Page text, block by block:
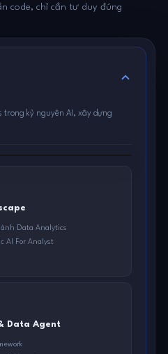
code, chỉ cần tư duy đúng
trong kỷ nguyên AI, xây dựng
Data Analytics
AI For Analyst
Data Agent